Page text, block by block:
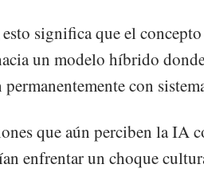
significa que el
un modelo híbrido
con
que aún perciben la IA
enfrentar un choque